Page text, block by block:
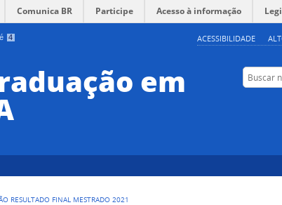
4 ACESSIBILIDADE
Comunica BR Participe Acesso à informação
em Buscar no
RESULTADO FINAL MESTRADO 2021